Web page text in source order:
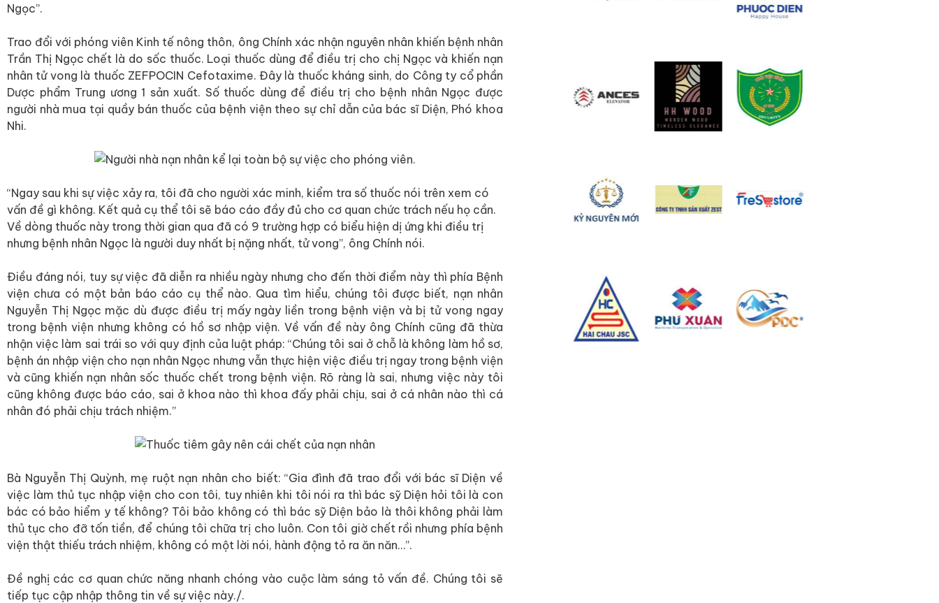
Ngọc”.
Trao đổi với phóng viên Kinh tế nông thôn, ông Chính xác nhận nguyên nhân khiến bệnh nhân
Trần Thị Ngọc chết là do sốc thuốc. Loại thuốc dùng để điều trị cho chị Ngọc và khiến nạn
nhân tử vong là thuốc ZEFPOCIN Cefotaxime. Đây là thuốc kháng sinh, do Công ty cổ phần
Dược phẩm Trung ương 1 sản xuất. Số thuốc dùng để điều trị cho bệnh nhân Ngọc được
người nhà mua tại quầy bán thuốc của bệnh viện theo sự chỉ dẫn của bác sĩ Diện, Phó khoa
Nhi.
“Ngay sau khi sự việc xảy ra, tôi đã cho người xác minh, kiểm tra số thuốc nói trên xem có
vấn đề gì không. Kết quả cụ thể tôi sẽ báo cáo đầy đủ cho cơ quan chức trách nếu họ cần.
Về dòng thuốc này trong thời gian qua đã có 9 trường hợp có biểu hiện dị ứng khi điều trị
nhưng bệnh nhân Ngọc là người duy nhất bị nặng nhất, tử vong”, ông Chính nói.
Điều đáng nói, tuy sự việc đã diễn ra nhiều ngày nhưng cho đến thời điểm này thì phía Bệnh
viện chưa có một bản báo cáo cụ thể nào. Qua tìm hiểu, chúng tôi được biết, nạn nhân
Nguyễn Thị Ngọc mặc dù được điều trị mấy ngày liền trong bệnh viện và bị tử vong ngay
trong bệnh viện nhưng không có hồ sơ nhập viện. Về vấn đề này ông Chính cũng đã thừa
nhận việc làm sai trái so với quy định của luật pháp: “Chúng tôi sai ở chỗ là không làm hồ sơ,
bệnh án nhập viện cho nạn nhân Ngọc nhưng vẫn thực hiện việc điều trị ngay trong bệnh viện
và cũng khiến nạn nhân sốc thuốc chết trong bệnh viện. Rõ ràng là sai, nhưng việc này tôi
cũng không được báo cáo, sai ở khoa nào thì khoa đấy phải chịu, sai ở cá nhân nào thì cá
nhân đó phải chịu trách nhiệm.”
Bà Nguyễn Thị Quỳnh, mẹ ruột nạn nhân cho biết: “Gia đình đã trao đổi với bác sĩ Diện về
việc làm thủ tục nhập viện cho con tôi, tuy nhiên khi tôi nói ra thì bác sỹ Diện hỏi tôi là con
bác có bảo hiểm y tế không? Tôi bảo không có thì bác sỹ Diện bảo là thôi không phải làm
thủ tục cho đỡ tốn tiền, để chúng tôi chữa trị cho luôn. Con tôi giờ chết rồi nhưng phía bệnh
viện thật thiếu trách nhiệm, không có một lời nói, hành động tỏ ra ăn năn…”.
Đề nghị các cơ quan chức năng nhanh chóng vào cuộc làm sáng tỏ vấn đề. Chúng tôi sẽ
tiếp tục cập nhập thông tin về sự việc này./.